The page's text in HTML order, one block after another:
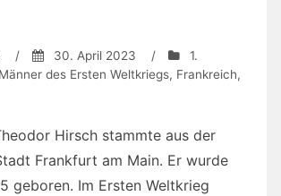
/ 30. April 2023 /
1.
des Ersten Weltkriegs, Frankreich,
Hirsch stammte aus der
Frankfurt am Main. Er wurde
geboren. Im Ersten Weltkrieg